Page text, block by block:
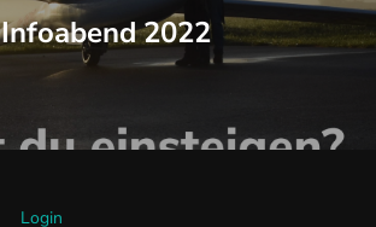
Infoabend 2022
Login